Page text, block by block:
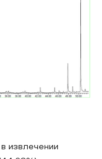
извлечении